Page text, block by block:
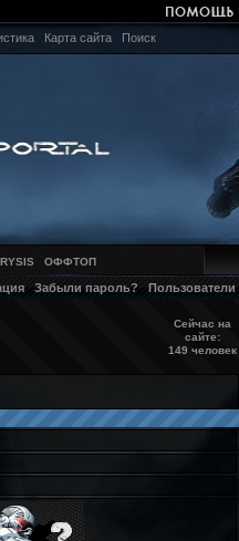
Карта сайта Поиск
ОФФТОП
Забыли пароль? Пользователи
Сейчас на
сайте:
149 человек